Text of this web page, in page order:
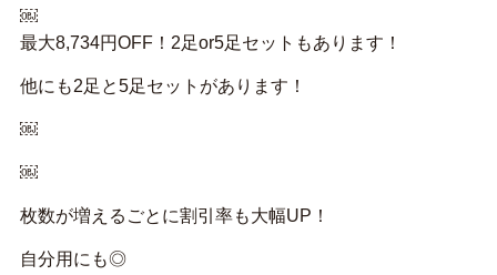
￼
最大8,734円OFF！2足or5足セットもあります！
他にも2足と5足セットがあります！
￼
￼
枚数が増えるごとに割引率も大幅UP！
自分用にも◎